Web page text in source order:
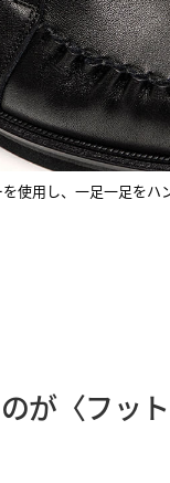
使用し、一足一足をハ
が〈フッ